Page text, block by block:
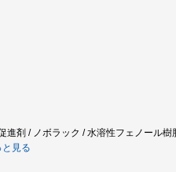
剤 / ノボラック / 水溶性フェノール
と見る